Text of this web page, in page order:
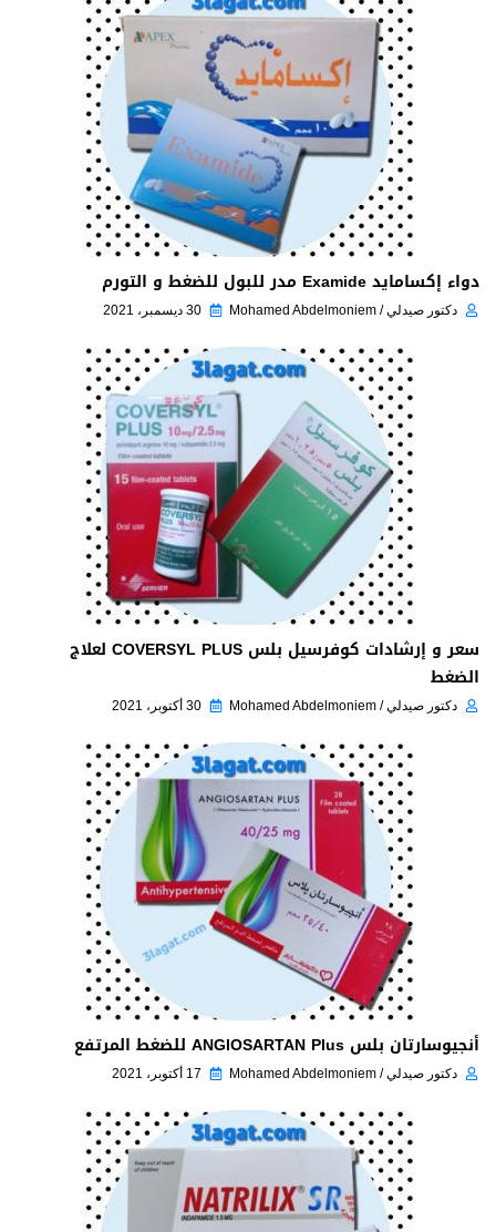
دواء إكسامايد Examide مدر للبول للضغط و التورم
دكتور صيدلي / Mohamed Abdelmoniem 30 ديسمبر، 2021
سعر و إرشادات كوفرسيل بلس COVERSYL PLUS لعلاج
الضغط
دكتور صيدلي / Mohamed Abdelmoniem 30 أكتوبر، 2021
أنجيوسارتان بلس ANGIOSARTAN Plus للضغط المرتفع
دكتور صيدلي / Mohamed Abdelmoniem 17 أكتوبر، 2021